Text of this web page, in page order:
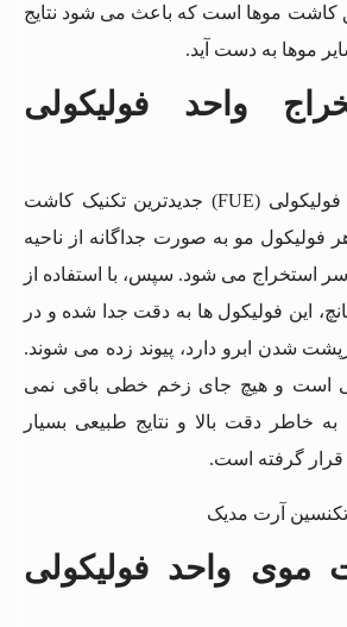
کاشت موها است که باعث می شود نتایج
موها به دست آید.
واحد فولیکولی
روش استخراج واحد فولیکولی (FUE) جدیدترین تکنیک کاشت
فولیکول مو به صورت جداگانه از ناحیه
سر استخراج می شود. سپس، با استفاده از
این فولیکول ها به دقت جدا شده و در
شدن ابرو دارد، پیوند زده می شوند.
است و هیچ جای زخم خطی باقی نمی
به خاطر دقت بالا و نتایج طبیعی بسیار
قرار گرفته است.
واحد فولیکولی